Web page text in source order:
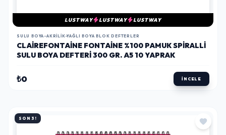
LUSTWAY LUSTWAY LUSTWAY
SULU BOYA-AKRILIK-YAĞLI BOYA BLOK DEFTERLER
CLAIREFONTAINE FONTAINE %100 PAMUK SPIRALLI
SULU BOYA DEFTERI 300 GR. A5 10 YAPRAK
₺0 İNCELE
SON 3!